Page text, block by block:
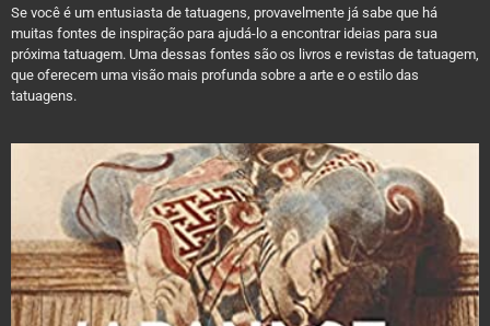
Se você é um entusiasta de tatuagens, provavelmente já sabe que há
muitas fontes de inspiração para ajudá-lo a encontrar ideias para sua
próxima tatuagem. Uma dessas fontes são os livros e revistas de tatuagem,
que oferecem uma visão mais profunda sobre a arte e o estilo das
tatuagens.